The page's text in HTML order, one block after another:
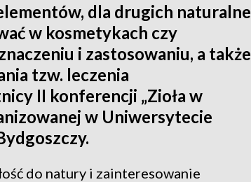
dla drugich naturalne
w kosmetykach czy
i zastosowaniu, a także
tzw. leczenia
II konferencji „Zioła w
w Uniwersytecie
do natury i zainteresowanie